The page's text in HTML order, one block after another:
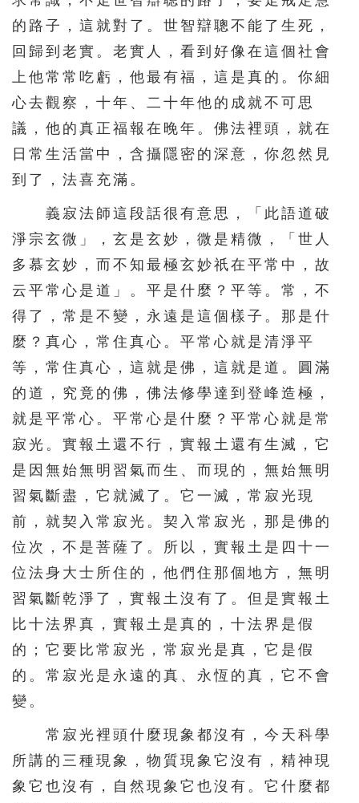
的路子，這就對了。世智辯聰不能了生死，
回歸到老實。老實人，看到好像在這個社會
上他常常吃虧，他最有福，這是真的。你細
心去觀察，十年、二十年他的成就不可思
議，他的真正福報在晚年。佛法裡頭，就在
日常生活當中，含攝隱密的深意，你忽然見
到了，法喜充滿。
義寂法師這段話很有意思，「此語道破
淨宗玄微」，玄是玄妙，微是精微，「世人
多慕玄妙，而不知最極玄妙祇在平常中，故
云平常心是道」。平是什麼？平等。常，不
得了，常是不變，永遠是這個樣子。那是什
麼？真心，常住真心。平常心就是清淨平
等，常住真心，這就是佛，這就是道。圓滿
的道，究竟的佛，佛法修學達到登峰造極，
就是平常心。平常心是什麼？平常心就是常
寂光。實報土還不行，實報土還有生滅，它
是因無始無明習氣而生、而現的，無始無明
習氣斷盡，它就滅了。它一滅，常寂光現
前，就契入常寂光。契入常寂光，那是佛的
位次，不是菩薩了。所以，實報土是四十一
位法身大士所住的，他們住那個地方，無明
習氣斷乾淨了，實報土沒有了。但是實報土
比十法界真，實報土是真的，十法界是假
的；它要比常寂光，常寂光是真，它是假
的。常寂光是永遠的真、永恆的真，它不會
變。
常寂光裡頭什麼現象都沒有，今天科學
所講的三種現象，物質現象它沒有，精神現
象它也沒有，自然現象它也沒有。它什麼都